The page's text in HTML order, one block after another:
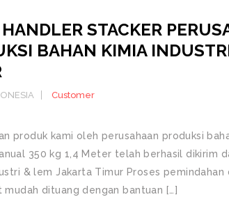
STACKER
BAHAN KIMIA
Customer
produk kami oleh perusahaan produksi
350 kg 1,4 Meter telah berhasil dikirim
& lem Jakarta Timur Proses
dituang dengan bantuan […]